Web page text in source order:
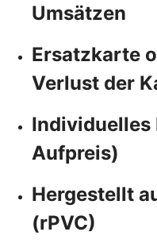
Umsätzen
Ersatzkarte
Verlust der
Individuelles
Aufpreis)
Hergestellt
(rPVC)